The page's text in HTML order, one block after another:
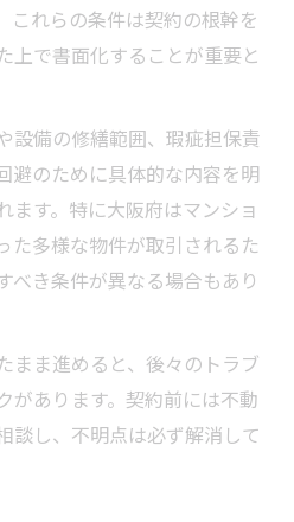
これらの条件は契約の根幹を
上で書面化することが重要と
設備の修繕範囲、瑕疵担保責
避のために具体的な内容を明
ます。特に大阪府はマンショ
た多様な物件が取引されるた
べき条件が異なる場合もあり
まま進めると、後々のトラブ
があります。契約前には不動
談し、不明点は必ず解消して